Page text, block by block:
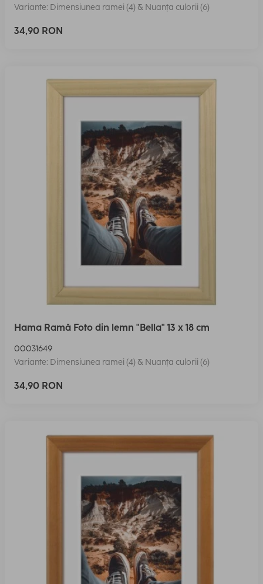
Variante: Dimensiunea ramei (4) & Nuanța culorii (6)
34,90 RON
Hama Ramă Foto din lemn "Bella" 13 x 18 cm
00031649
Variante: Dimensiunea ramei (4) & Nuanța culorii (6)
34,90 RON